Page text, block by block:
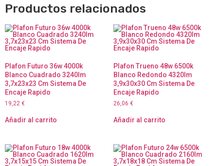
Productos relacionados
Plafon Futuro 36w 4000k
Blanco Cuadrado 3240lm
3,7x23x23 Cm Sistema De
Encaje Rapido
19,22 €
Añadir al carrito
Plafon Trueno 48w 6500k
Blanco Redondo 4320lm
3,9x30x30 Cm Sistema De
Encaje Rapido
26,06 €
Añadir al carrito